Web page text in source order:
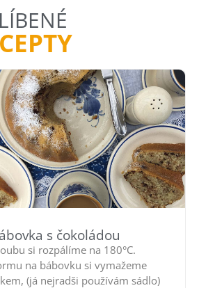
s čokoládou
si rozpálíme na 180°C.
na bábovku si vymažeme
(já nejradši používám sádlo)